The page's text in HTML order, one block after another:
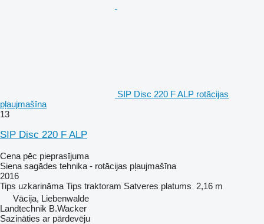
SIP Disc 220 F ALP rotācijas
pļaujmašīna
13
SIP Disc 220 F ALP
Cena pēc pieprasījuma
Siena sagādes tehnika - rotācijas pļaujmašīna
2016
Tips uzkarināma Tips traktoram Satveres platums 2,16 m
Vācija, Liebenwalde
Landtechnik B.Wacker
Sazināties ar pārdevēju